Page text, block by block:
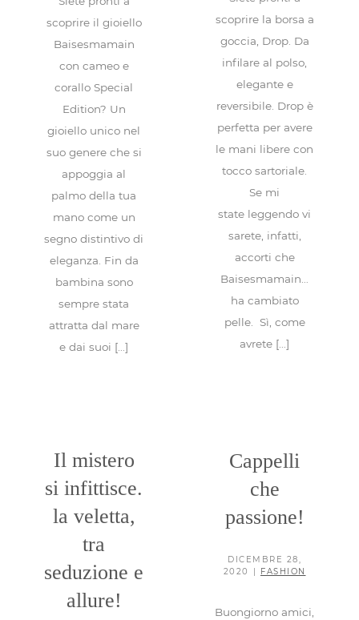
scoprire il gioiello
Baisesmamain
con cameo e
corallo Special
Edition? Un
gioiello unico nel
suo genere che si
appoggia al
palmo della tua
mano come un
segno distintivo di
eleganza. Fin da
bambina sono
sempre stata
attratta dal mare
e dai suoi [...]
scoprire la borsa a
goccia, Drop. Da
infilare al polso,
elegante e
reversibile. Drop è
perfetta per avere
le mani libere con
tocco sartoriale.
Se mi
state leggendo vi
sarete, infatti,
accorti che
Baisesmamain…
ha cambiato
pelle. Sì, come
avrete [...]
Fashion
Il mistero
si infittisce.
la veletta,
tra
seduzione e
allure!
Cappelli
che
passione!
DICEMBRE 28,
2020
FASHION
Buongiorno amici,